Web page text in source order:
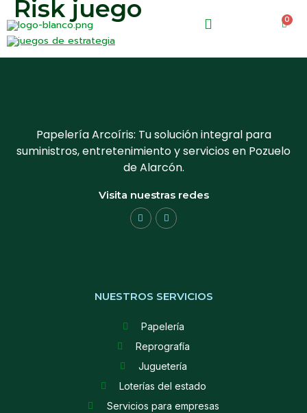
0
Risk juego
Papelería Arcoíris: Tu solución integral para
suministros, entretenimiento y servicios en Pozuelo
de Alarcón.
Visita nuestras redes
NUESTROS SERVICIOS
Papelería
Reprografía
Juguetería
Loterías del estado
Servicios para empresas